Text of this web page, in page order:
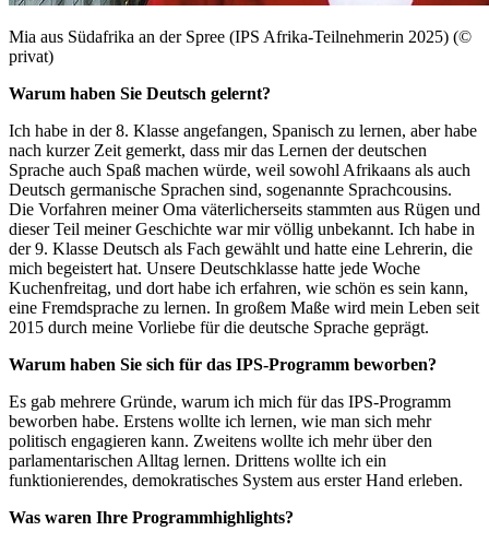
Mia aus Südafrika an der Spree (IPS Afrika-Teilnehmerin 2025) (©
privat)
Warum haben Sie Deutsch gelernt?
Ich habe in der 8. Klasse angefangen, Spanisch zu lernen, aber habe
nach kurzer Zeit gemerkt, dass mir das Lernen der deutschen
Sprache auch Spaß machen würde, weil sowohl Afrikaans als auch
Deutsch germanische Sprachen sind, sogenannte Sprachcousins.
Die Vorfahren meiner Oma väterlicherseits stammten aus Rügen und
dieser Teil meiner Geschichte war mir völlig unbekannt. Ich habe in
der 9. Klasse Deutsch als Fach gewählt und hatte eine Lehrerin, die
mich begeistert hat. Unsere Deutschklasse hatte jede Woche
Kuchenfreitag, und dort habe ich erfahren, wie schön es sein kann,
eine Fremdsprache zu lernen. In großem Maße wird mein Leben seit
2015 durch meine Vorliebe für die deutsche Sprache geprägt.
Warum haben Sie sich für das IPS-Programm beworben?
Es gab mehrere Gründe, warum ich mich für das IPS-Programm
beworben habe. Erstens wollte ich lernen, wie man sich mehr
politisch engagieren kann. Zweitens wollte ich mehr über den
parlamentarischen Alltag lernen. Drittens wollte ich ein
funktionierendes, demokratisches System aus erster Hand erleben.
Was waren Ihre Programmhighlights?